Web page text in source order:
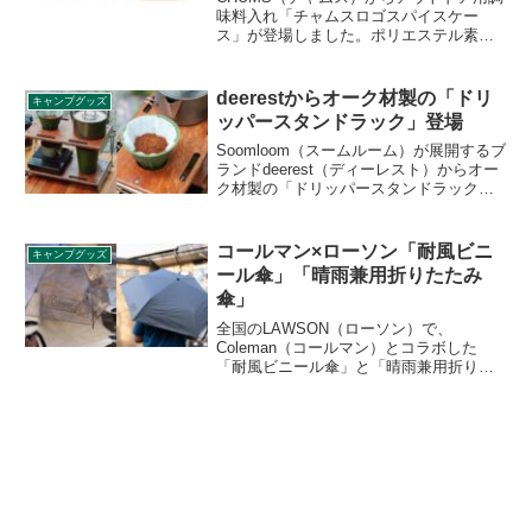
味料入れ「チャムスロゴスパイスケー
ス」が登場しました。ポリエステル素材
在に調節でき、キャンプやバーベキュー
での調味料の収納・携行に便利です。詳
細をレビューします。
キャンプグッズ
deerestからオーク材製の「ドリ
ッパースタンドラック」登場
Soomloom（スームルーム）が展開するブ
ランドdeerest（ディーレスト）からオー
ク材製の「ドリッパースタンドラック」
ができる、ɸ4.5cmの穴が上段の天板に設
置されています。詳細をレビューしま
す。
キャンプグッズ
コールマン×ローソン「耐風ビニ
ール傘」「晴雨兼用折りたたみ
傘」
全国のLAWSON（ローソン）で、
Coleman（コールマン）とコラボした
「耐風ビニール傘」と「晴雨兼用折りた